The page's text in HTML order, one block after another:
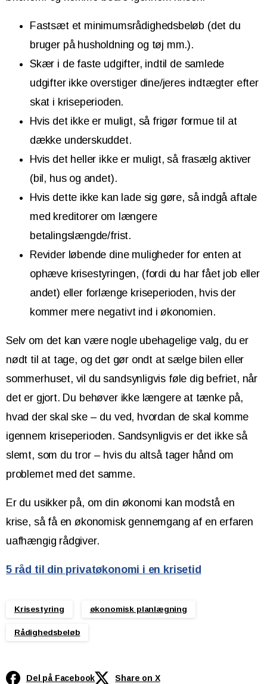
Fastsæt et minimumsrådighedsbeløb (det du
bruger på husholdning og tøj mm.).
Skær i de faste udgifter, indtil de samlede
udgifter ikke overstiger dine/jeres indtægter efter
skat i kriseperioden.
Hvis det ikke er muligt, så frigør formue til at
dække underskuddet.
Hvis det heller ikke er muligt, så frasælg aktiver
(bil, hus og andet).
Hvis dette ikke kan lade sig gøre, så indgå aftale
med kreditorer om længere
betalingslængde/frist.
Revider løbende dine muligheder for enten at
ophæve krisestyringen, (fordi du har fået job eller
andet) eller forlænge kriseperioden, hvis der
kommer mere negativt ind i økonomien.
Selv om det kan være nogle ubehagelige valg, du er
nødt til at tage, og det gør ondt at sælge bilen eller
sommerhuset, vil du sandsynligvis føle dig befriet, når
det er gjort. Du behøver ikke længere at tænke på,
hvad der skal ske – du ved, hvordan de skal komme
igennem kriseperioden. Sandsynligvis er det ikke så
slemt, som du tror – hvis du altså tager hånd om
problemet med det samme.
Er du usikker på, om din økonomi kan modstå en
krise, så få en økonomisk gennemgang af en erfaren
uafhængig rådgiver.
5 råd til din privatøkonomi i en krisetid
Krisestyring økonomisk planlægning
Rådighedsbeløb
Del på Facebook Share on X